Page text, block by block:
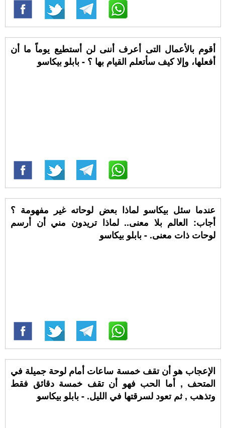
أقوم بالأعمال التى أعرف أننى لن أستطيع يوماً ما أن
أفعلها، وإلا كيف سأتعلم القيام بها ؟ - بابلو بيكاسو
عندما سئل بيكاسو لماذا بعض لوحاته غير مفهومة ؟
أجاب: العالم بلا معنى.. لماذا تريدون مني أن أرسم
لوحات ذات معنى. - بابلو بيكاسو
الإعجاب هو أن تقف خمسة ساعات أمام لوحة جميلة في
المتحف , أما الحب فهو أن تقف خمسة دقائق فقط
وتذهب , ثم تعود لسرقتها في الليل. - بابلو بيكاسو